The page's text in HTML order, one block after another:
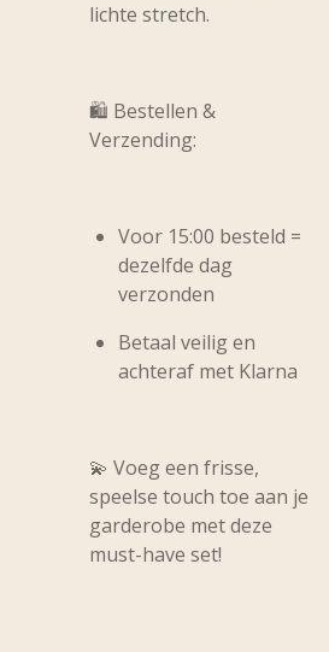
lichte stretch.
🛍️ Bestellen &
Verzending:
Voor 15:00 besteld =
dezelfde dag
verzonden
Betaal veilig en
achteraf met Klarna
💫 Voeg een frisse,
speelse touch toe aan je
garderobe met deze
must-have set!